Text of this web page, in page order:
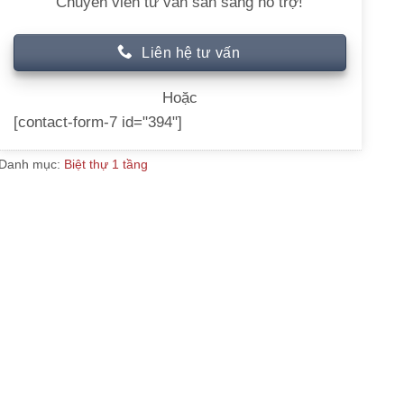
Liên hệ tư vấn
Hoặc
[contact-form-7 id="394"]
mục: Biệt thự 1 tầng